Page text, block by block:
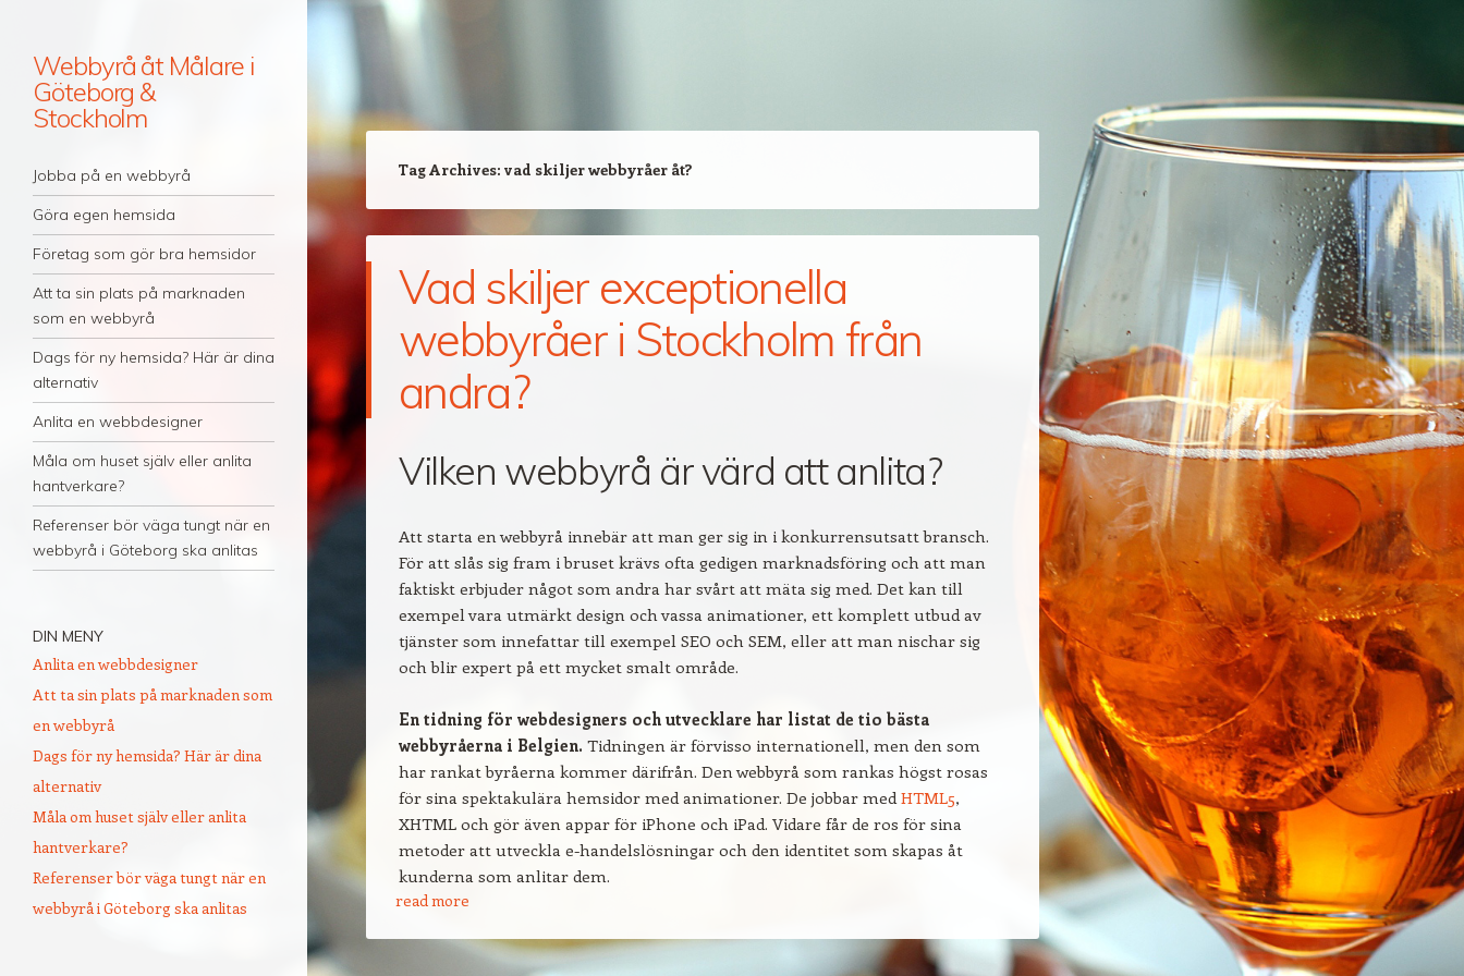
Webbyrå åt Målare i
Göteborg &
Stockholm
Navigation
Skip to content
Jobba på en webbyrå
Göra egen hemsida
Företag som gör bra hemsidor
Att ta sin plats på marknaden
som en webbyrå
Dags för ny hemsida? Här är dina
alternativ
Anlita en webbdesigner
Måla om huset själv eller anlita
hantverkare?
Referenser bör väga tungt när en
webbyrå i Göteborg ska anlitas
Tag Archives: vad skiljer webbyråer åt?
Vad skiljer exceptionella
webbyråer i Stockholm från
andra?
Vilken webbyrå är värd att anlita?
Att starta en webbyrå innebär att man ger sig in i konkurrensutsatt bransch.
För att slås sig fram i bruset krävs ofta gedigen marknadsföring och att man
faktiskt erbjuder något som andra har svårt att mäta sig med. Det kan till
exempel vara utmärkt design och vassa animationer, ett komplett utbud av
tjänster som innefattar till exempel SEO och SEM, eller att man nischar sig
och blir expert på ett mycket smalt område.
En tidning för webdesigners och utvecklare har listat de tio bästa
webbyråerna i Belgien. Tidningen är förvisso internationell, men den som
har rankat byråerna kommer därifrån. Den webbyrå som rankas högst rosas
för sina spektakulära hemsidor med animationer. De jobbar medHTML5,
XHTML och gör även appar för iPhone och iPad. Vidare får de ros för sina
metoder att utveckla e-handelslösningar och den identitet som skapas åt
kunderna som anlitar dem.
read more
DIN MENY
Anlita en webbdesigner
Att ta sin plats på marknaden som
en webbyrå
Dags för ny hemsida? Här är dina
alternativ
Måla om huset själv eller anlita
hantverkare?
Referenser bör väga tungt när en
webbyrå i Göteborg ska anlitas